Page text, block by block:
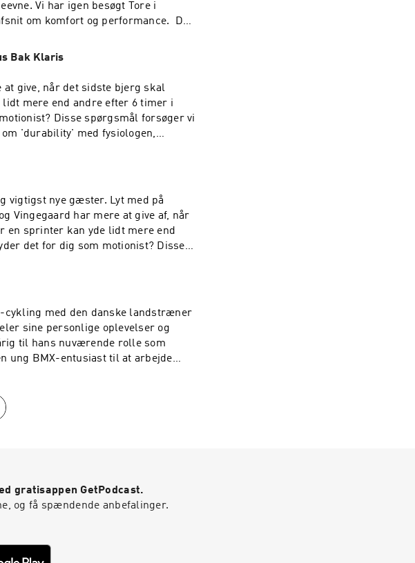
Vi har igen besøgt Tore i
om komfort og performance. Der
Bak Klaris
at give, når det sidste bjerg skal
mere end andre efter 6 timer i
Disse spørgsmål forsøger vi
'durability' med fysiologen,
Danmark Rundt, Magnus Bak
vigtigst nye gæster. Lyt med på
Vingegaard har mere at give af, når
en sprinter kan yde lidt mere end
det for dig som motionist? Disse
DM's 2'er i linjeløb,
Cuppen og 10'er i PostNord
cykling med den danske landstræner
sine personlige oplevelser og
til hans nuværende rolle som
ung BMX-entusiast til at arbejde
gratisappen GetPodcast.
og få spændende anbefalinger.